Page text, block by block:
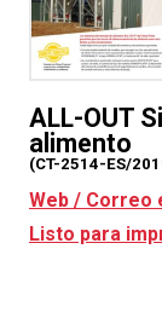
ALL-OUT
alimento
(CT-2514-ES/
Web / Correo
Listo para